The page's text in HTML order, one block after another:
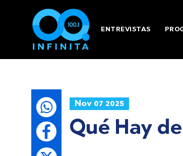
ENTREVISTAS
Nov 07 2025
Qué Hay